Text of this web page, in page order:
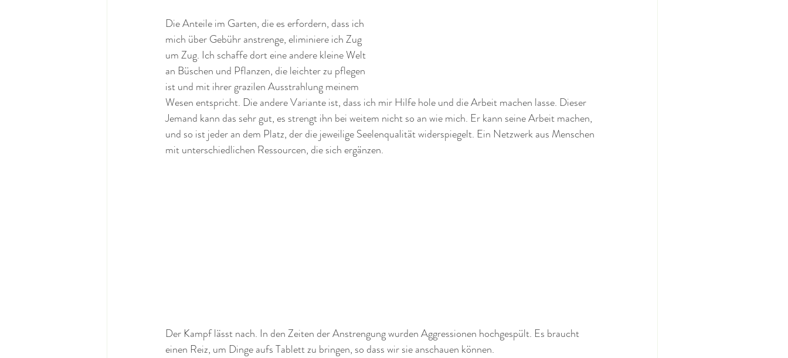
Die Anteile im Garten, die es erfordern, dass ich
mich über Gebühr anstrenge, eliminiere ich Zug
um Zug. Ich schaffe dort eine andere kleine Welt
an Büschen und Pflanzen, die leichter zu pflegen
ist und mit ihrer grazilen Ausstrahlung meinem
Wesen entspricht. Die andere Variante ist, dass ich mir Hilfe hole und die Arbeit machen lasse. Dieser
Jemand kann das sehr gut, es strengt ihn bei weitem nicht so an wie mich. Er kann seine Arbeit machen,
und so ist jeder an dem Platz, der die jeweilige Seelenqualität widerspiegelt. Ein Netzwerk aus Menschen
mit unterschiedlichen Ressourcen, die sich ergänzen.
Der Kampf lässt nach. In den Zeiten der Anstrengung wurden Aggressionen hochgespült. Es braucht
einen Reiz, um Dinge aufs Tablett zu bringen, so dass wir sie anschauen können.